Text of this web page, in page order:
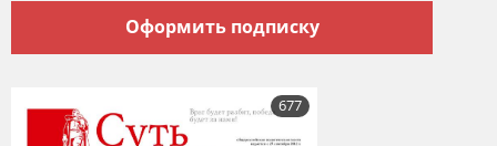
Оформить подписку
677